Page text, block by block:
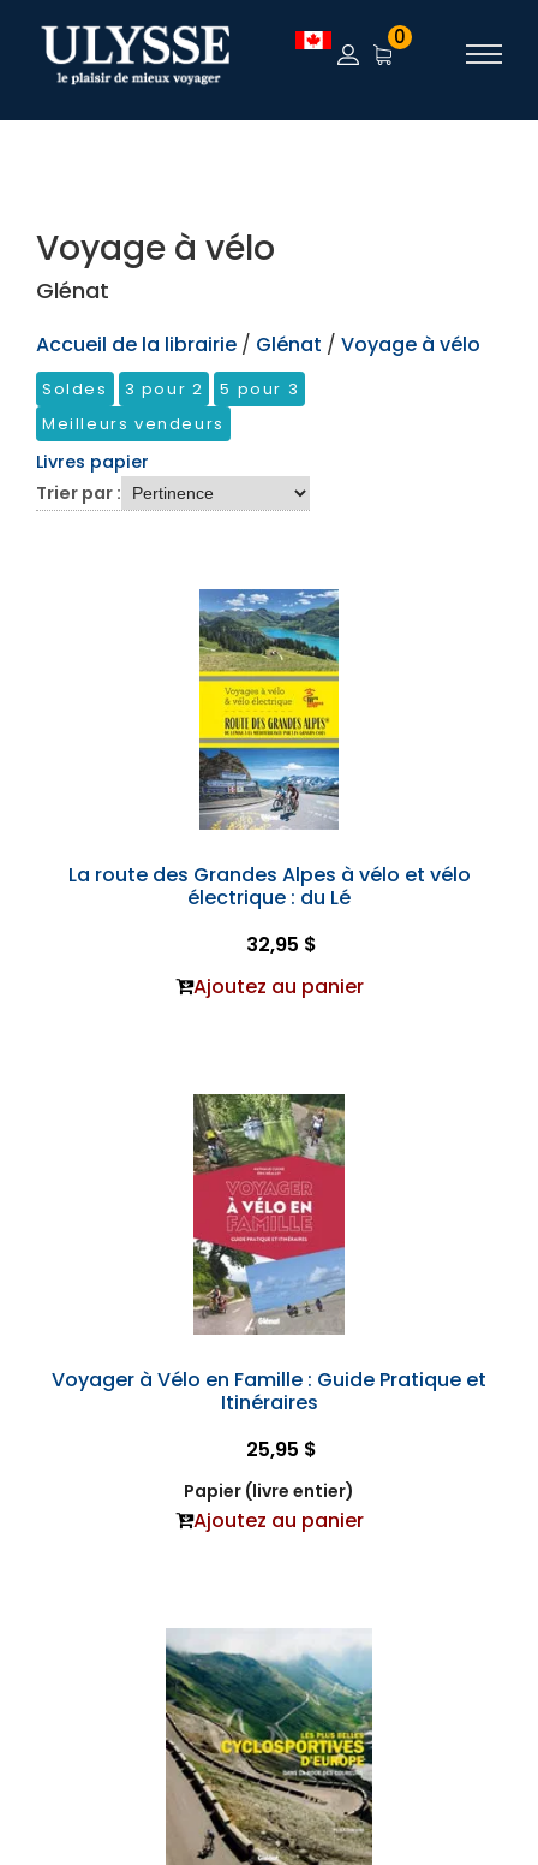
TEST 0
Voyage à vélo
Glénat
Accueil de la librairie / Glénat / Voyage à vélo
Soldes 3 pour 2
5 pour 3
Meilleurs vendeurs
Livres papier
Trier par :
La route des Grandes Alpes à vélo et vélo
électrique : du Lé
32,95 $
Ajoutez au panier
Voyager à Vélo en Famille : Guide Pratique et
Itinéraires
25,95 $
Papier (livre entier)
Ajoutez au panier